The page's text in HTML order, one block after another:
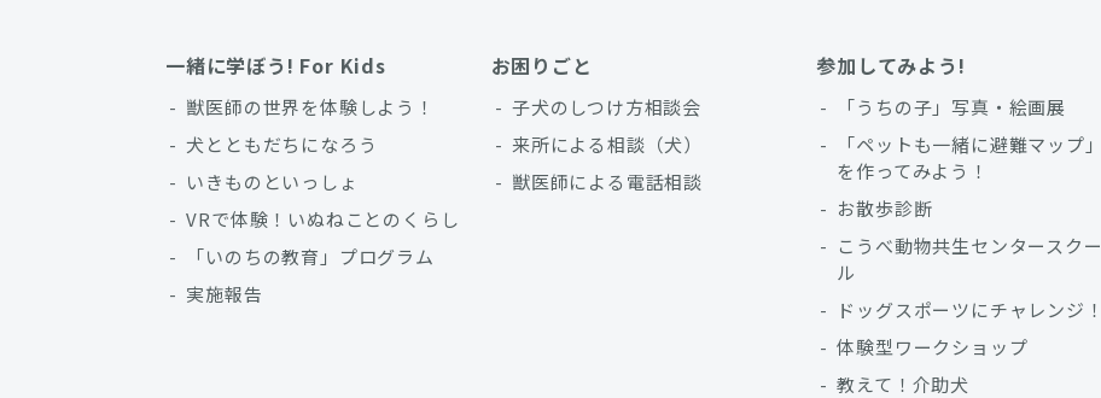
一緒に学ぼう! For Kids
獣医師の世界を体験しよう！
犬とともだちになろう
いきものといっしょ
VRで体験！いぬねことのくらし
「いのちの教育」プログラム
実施報告
お困りごと
子犬のしつけ方相談会
来所による相談（犬）
獣医師による電話相談
参加してみよう!
「うちの子」写真・絵画展
「ペットも一緒に避難マップ」
を作ってみよう！
お散歩診断
こうべ動物共生センタースクー
ル
ドッグスポーツにチャレンジ！
体験型ワークショップ
教えて！介助犬